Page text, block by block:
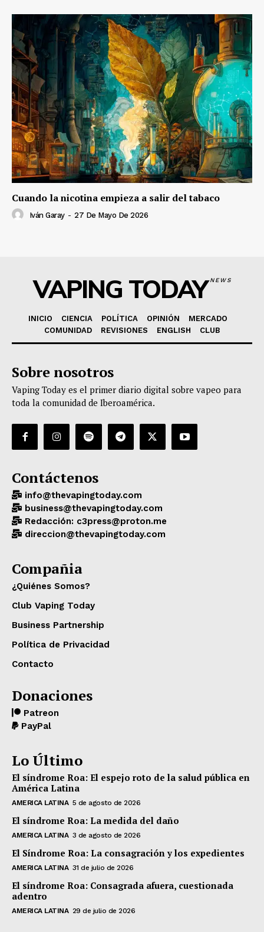
Cuando la nicotina empieza a salir del tabaco
Iván Garay - 27 De Mayo De 2026
VAPING TODAYNEWS
INICIO CIENCIA POLÍTICA OPINIÓN
MERCADO
COMUNIDAD
REVISIONES ENGLISH CLUB
Sobre nosotros
Vaping Today es el primer diario digital sobre vapeo para
toda la comunidad de Iberoamérica.
Contáctenos
info@thevapingtoday.com
business@thevapingtoday.com
Redacción: c3press@proton.me
direccion@thevapingtoday.com
Compañia
¿Quiénes Somos?
Club Vaping Today
Business Partnership
Política de Privacidad
Contacto
Donaciones
Patreon
PayPal
Lo Último
El síndrome Roa: El espejo roto de la salud pública en
América Latina
AMERICA LATINA 5 de agosto de 2026
El síndrome Roa: La medida del daño
AMERICA LATINA 3 de agosto de 2026
El Síndrome Roa: La consagración y los expedientes
AMERICA LATINA 31 de julio de 2026
El síndrome Roa: Consagrada afuera, cuestionada
adentro
AMERICA LATINA 29 de julio de 2026